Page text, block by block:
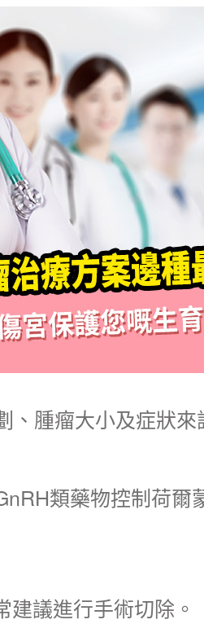
腫瘤大小及症狀來
類藥物控制荷
議進行手術切除。